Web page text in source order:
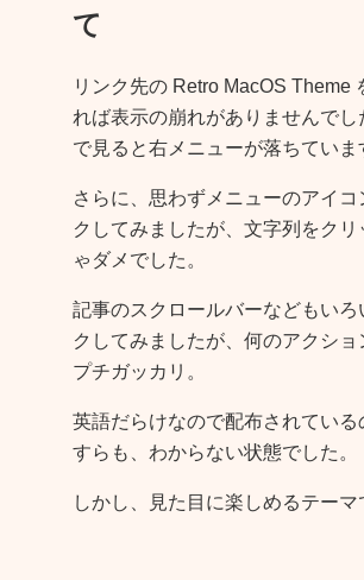
て
リンク先の Retro MacOS Theme
れば表示の崩れがありませんでし
で見ると右メニューが落ちていま
さらに、思わずメニューのアイコ
クしてみましたが、文字列をクリ
ゃダメでした。
記事のスクロールバーなどもいろ
クしてみましたが、何のアクショ
プチガッカリ。
英語だらけなので配布されている
すらも、わからない状態でした。
しかし、見た目に楽しめるテーマ